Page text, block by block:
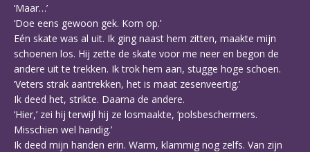
‘Maar…’
‘Doe eens gewoon gek. Kom op.’
Eén skate was al uit. Ik ging naast hem zitten, maakte mijn
schoenen los. Hij zette de skate voor me neer en begon de
andere uit te trekken. Ik trok hem aan, stugge hoge schoen.
‘Veters strak aantrekken, het is maat zesenveertig.’
Ik deed het, strikte. Daarna de andere.
‘Hier,’ zei hij terwijl hij ze losmaakte, ‘polsbeschermers.
Misschien wel handig.’
Ik deed mijn handen erin. Warm, klammig nog zelfs. Van zijn